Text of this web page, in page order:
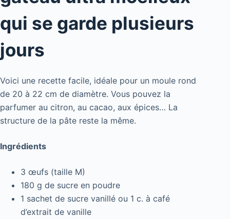
qui se garde plusieurs
jours
Voici une recette facile, idéale pour un moule rond
de 20 à 22 cm de diamètre. Vous pouvez la
parfumer au citron, au cacao, aux épices… La
structure de la pâte reste la même.
Ingrédients
3 œufs (taille M)
180 g de sucre en poudre
1 sachet de sucre vanillé ou 1 c. à café
d’extrait de vanille